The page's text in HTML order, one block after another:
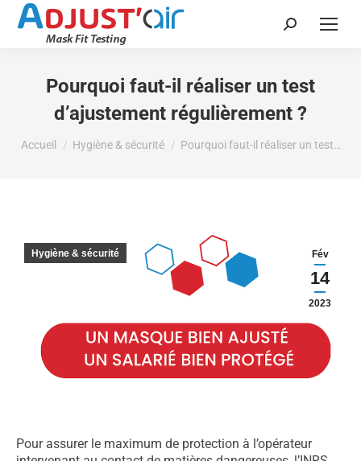
Recherche
Pourquoi faut-il réaliser un test
d’ajustement régulièrement ?
Accueil Hygiène & sécurité Pourquoi faut-il réaliser un test…
Fév
14
2023
Hygiène & sécurité
Pour assurer le maximum de protection à l’opérateur